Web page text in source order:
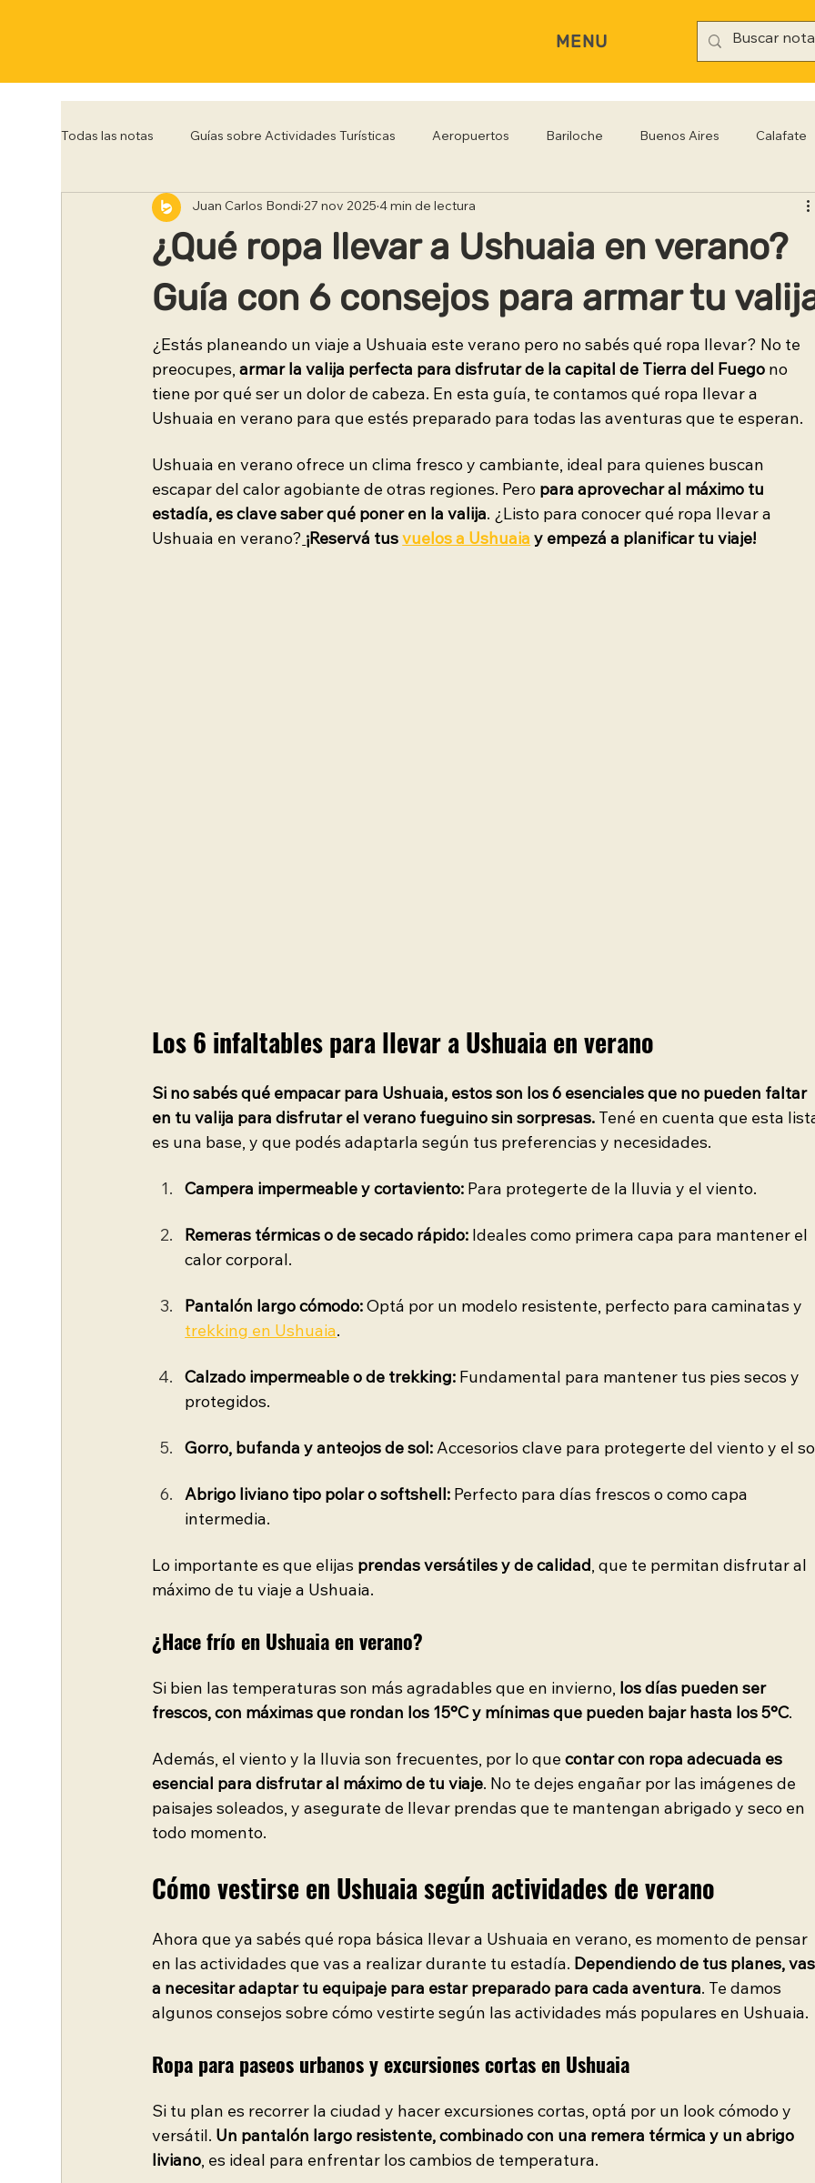
MENU
Todas las notas Guías sobre Actividades Turísticas Aeropuertos Bariloche Buenos Aires Calafate
Corrientes Entre Rios Florianópolis
Punta del Este Río de Janeiro Rio Negro
Tucumán
¿Qué ropa llevar a Ushuaia en verano?
Guía con 6 consejos para armar tu
Juan Carlos Bondi 27 nov 2025 4 min de lectura
¿Estás planeando un viaje a Ushuaia este verano pero no sabés qué ropa llevar? No te
preocupes, armar la valija perfecta para disfrutar de la capital de Tierra del Fuego no
tiene por qué ser un dolor de cabeza. En esta guía, te contamos qué ropa llevar a
Ushuaia en verano para que estés preparado para todas las aventuras que te esperan.
Ushuaia en verano ofrece un clima fresco y cambiante, ideal para quienes buscan
escapar del calor agobiante de otras regiones. Pero para aprovechar al máximo tu
estadía, es clave saber qué poner en la valija. ¿Listo para conocer qué ropa llevar a
Ushuaia en verano? ¡Reservá tus vuelos a Ushuaia y empezá a planificar tu viaje!
Los 6 infaltables para llevar a Ushuaia en verano
Si no sabés qué empacar para Ushuaia, estos son los 6 esenciales que no pueden faltar
en tu valija para disfrutar el verano fueguino sin sorpresas. Tené en cuenta que esta
es una base, y que podés adaptarla según tus preferencias y necesidades.
Campera impermeable y cortaviento: Para protegerte de la lluvia y el viento.
Remeras térmicas o de secado rápido: Ideales como primera capa para mantener el
calor corporal.
Pantalón largo cómodo: Optá por un modelo resistente, perfecto para caminatas y
trekking en Ushuaia.
Calzado impermeable o de trekking: Fundamental para mantener tus pies secos y
protegidos.
Gorro, bufanda y anteojos de sol: Accesorios clave para protegerte del viento y el
Abrigo liviano tipo polar o softshell: Perfecto para días frescos o como capa
intermedia.
Lo importante es que elijas prendas versátiles y de calidad, que te permitan disfrutar al
máximo de tu viaje a Ushuaia.
¿Hace frío en Ushuaia en verano?
Si bien las temperaturas son más agradables que en invierno, los días pueden ser
frescos, con máximas que rondan los 15°C y mínimas que pueden bajar hasta los 5°C.
Además, el viento y la lluvia son frecuentes, por lo que contar con ropa adecuada es
esencial para disfrutar al máximo de tu viaje. No te dejes engañar por las imágenes de
paisajes soleados, y asegurate de llevar prendas que te mantengan abrigado y seco en
todo momento.
Cómo vestirse en Ushuaia según actividades de verano
Ahora que ya sabés qué ropa básica llevar a Ushuaia en verano, es momento de pensar
en las actividades que vas a realizar durante tu estadía. Dependiendo de tus planes,
a necesitar adaptar tu equipaje para estar preparado para cada aventura. Te damos
algunos consejos sobre cómo vestirte según las actividades más populares en Ushuaia.
Ropa para paseos urbanos y excursiones cortas en Ushuaia
Si tu plan es recorrer la ciudad y hacer excursiones cortas, optá por un look cómodo y
versátil. Un pantalón largo resistente, combinado con una remera térmica y un abrigo
liviano, es ideal para enfrentar los cambios de temperatura.